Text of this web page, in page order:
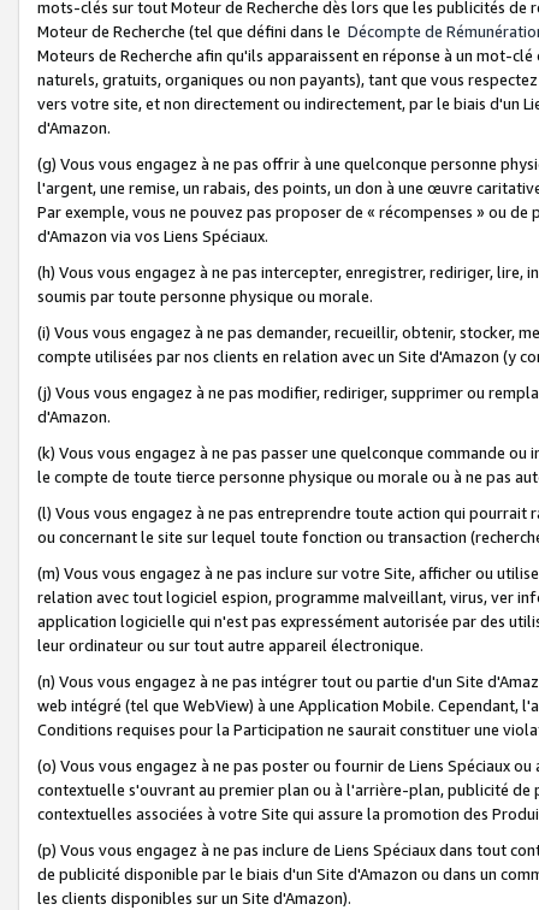
mots-clés sur tout Moteur de Recherche dès lors que les publicités de
Moteur de Recherche (tel que défini dans le Décompte de
Moteurs de Recherche afin qu'ils apparaissent en réponse à un mot-
naturels, gratuits, organiques ou non payants), tant que vous
vers votre site, et non directement ou indirectement, par le biais d'un
d'Amazon.
(g) Vous vous engagez à ne pas offrir à une quelconque personne
l'argent, une remise, un rabais, des points, un don à une œuvre
Par exemple, vous ne pouvez pas proposer de « récompenses » ou
d'Amazon via vos Liens Spéciaux.
(h) Vous vous engagez à ne pas intercepter, enregistrer, rediriger,
soumis par toute personne physique ou morale.
(i) Vous vous engagez à ne pas demander, recueillir, obtenir, stocker,
compte utilisées par nos clients en relation avec un Site d'Amazon (y
(j) Vous vous engagez à ne pas modifier, rediriger, supprimer ou
d'Amazon.
(k) Vous vous engagez à ne pas passer une quelconque commande
le compte de toute tierce personne physique ou morale ou à ne pas
(l) Vous vous engagez à ne pas entreprendre toute action qui
ou concernant le site sur lequel toute fonction ou transaction
(m) Vous vous engagez à ne pas inclure sur votre Site, afficher ou
relation avec tout logiciel espion, programme malveillant, virus, ver
application logicielle qui n'est pas expressément autorisée par des
leur ordinateur ou sur tout autre appareil électronique.
(n) Vous vous engagez à ne pas intégrer tout ou partie d'un Site
web intégré (tel que WebView) à une Application Mobile. Cependant,
Conditions requises pour la Participation ne saurait constituer une
(o) Vous vous engagez à ne pas poster ou fournir de Liens Spéciaux
contextuelle s'ouvrant au premier plan ou à l'arrière-plan, publicité
contextuelles associées à votre Site qui assure la promotion des
(p) Vous vous engagez à ne pas inclure de Liens Spéciaux dans tout
de publicité disponible par le biais d'un Site d'Amazon ou dans un
les clients disponibles sur un Site d'Amazon).